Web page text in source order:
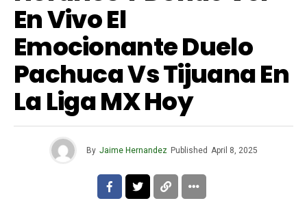
En Vivo El
Emocionante Duelo
Pachuca Vs Tijuana En
La Liga MX Hoy
By Jaime Hernandez Published April 8, 2025